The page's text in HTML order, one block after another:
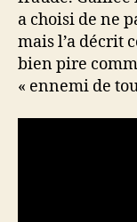
a choisi de ne
mais l’a décrit
bien pire
« ennemi de